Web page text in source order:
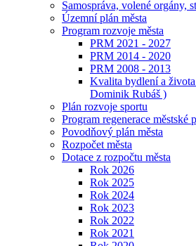
Samospráva, volené orgány,
Územní plán města
Program rozvoje města
PRM 2021 - 2027
PRM 2014 - 2020
PRM 2008 - 2013
Kvalita bydlení a
Dominik Rubáš )
Plán rozvoje sportu
Program regenerace městské
Povodňový plán města
Rozpočet města
Dotace z rozpočtu města
Rok 2026
Rok 2025
Rok 2024
Rok 2023
Rok 2022
Rok 2021